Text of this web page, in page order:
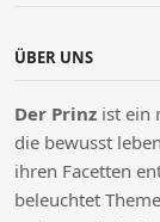
ÜBER UNS
Der Prinz ist ein
die bewusst
ihren Facetten
beleuchtet